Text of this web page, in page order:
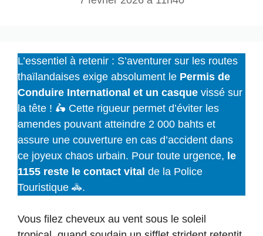
L’essentiel à retenir : S’aventurer sur les routes
thaïlandaises exige absolument le Permis de
Conduire International et un casque vissé sur
la tête ! 🛵 Cette rigueur permet d’éviter les
amendes pouvant atteindre 2 000 bahts et
assure une couverture en cas d’accident dans
ce joyeux chaos urbain. Pour toute urgence, le
1155 reste le contact vital de la Police
Touristique 🚓.
Vous filez cheveux au vent sous le soleil